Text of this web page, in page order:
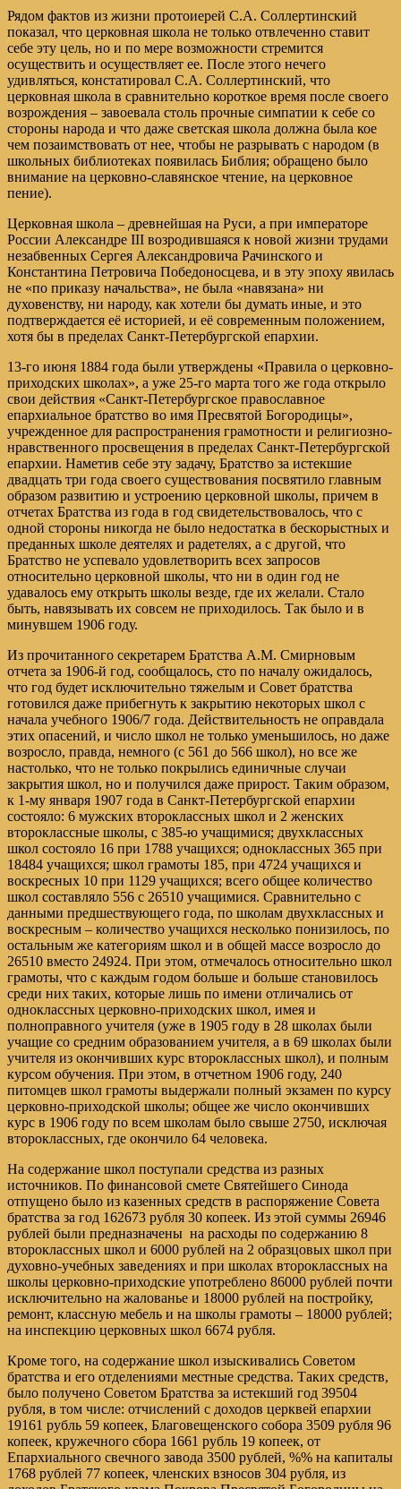
Рядом фактов из жизни протоиерей С.А. Соллертинский
показал, что церковная школа не только отвлеченно ставит
себе эту цель, но и по мере возможности стремится
осуществить и осуществляет ее. После этого нечего
удивляться, констатировал С.А. Соллертинский, что
церковная школа в сравнительно короткое время после своего
возрождения – завоевала столь прочные симпатии к себе со
стороны народа и что даже светская школа должна была кое
чем позаимствовать от нее, чтобы не разрывать с народом (в
школьных библиотеках появилась Библия; обращено было
внимание на церковно-славянское чтение, на церковное
пение).
Церковная школа – древнейшая на Руси, а при императоре
России Александре III возродившаяся к новой жизни трудами
незабвенных Сергея Александровича Рачинского и
Константина Петровича Победоносцева, и в эту эпоху явилась
не «по приказу начальства», не была «навязана» ни
духовенству, ни народу, как хотели бы думать иные, и это
подтверждается её историей, и её современным положением,
хотя бы в пределах Санкт-Петербургской епархии.
13-го июня 1884 года были утверждены «Правила о церковно-
приходских школах», а уже 25-го марта того же года открыло
свои действия «Санкт-Петербургское православное
епархиальное братство во имя Пресвятой Богородицы»,
учрежденное для распространения грамотности и религиозно-
нравственного просвещения в пределах Санкт-Петербургской
епархии. Наметив себе эту задачу, Братство за истекшие
двадцать три года своего существования посвятило главным
образом развитию и устроению церковной школы, причем в
отчетах Братства из года в год свидетельствовалось, что с
одной стороны никогда не было недостатка в бескорыстных и
преданных школе деятелях и радетелях, а с другой, что
Братство не успевало удовлетворить всех запросов
относительно церковной школы, что ни в один год не
удавалось ему открыть школы везде, где их желали. Стало
быть, навязывать их совсем не приходилось. Так было и в
минувшем 1906 году.
Из прочитанного секретарем Братства А.М. Смирновым
отчета за 1906-й год, сообщалось, сто по началу ожидалось,
что год будет исключительно тяжелым и Совет братства
готовился даже прибегнуть к закрытию некоторых школ с
начала учебного 1906/7 года. Действительность не оправдала
этих опасений, и число школ не только уменьшилось, но даже
возросло, правда, немного (с 561 до 566 школ), но все же
настолько, что не только покрылись единичные случаи
закрытия школ, но и получился даже прирост. Таким образом,
к 1-му января 1907 года в Санкт-Петербургской епархии
состояло: 6 мужских второклассных школ и 2 женских
второклассные школы, с 385-ю учащимися; двухклассных
школ состояло 16 при 1788 учащихся; одноклассных 365 при
18484 учащихся; школ грамоты 185, при 4724 учащихся и
воскресных 10 при 1129 учащихся; всего общее количество
школ составляло 556 с 26510 учащимися. Сравнительно с
данными предшествующего года, по школам двухклассных и
воскресным – количество учащихся несколько понизилось, по
остальным же категориям школ и в общей массе возросло до
26510 вместо 24924. При этом, отмечалось относительно школ
грамоты, что с каждым годом больше и больше становилось
среди них таких, которые лишь по имени отличались от
одноклассных церковно-приходских школ, имея и
полноправного учителя (уже в 1905 году в 28 школах были
учащие со средним образованием учителя, а в 69 школах были
учителя из окончивших курс второклассных школ), и полным
курсом обучения. При этом, в отчетном 1906 году, 240
питомцев школ грамоты выдержали полный экзамен по курсу
церковно-приходской школы; общее же число окончивших
курс в 1906 году по всем школам было свыше 2750, исключая
второклассных, где окончило 64 человека.
На содержание школ поступали средства из разных
источников. По финансовой смете Святейшего Синода
отпущено было из казенных средств в распоряжение Совета
братства за год 162673 рубля 30 копеек. Из этой суммы 26946
рублей были предназначены на расходы по содержанию 8
второклассных школ и 6000 рублей на 2 образцовых школ при
духовно-учебных заведениях и при школах второклассных на
школы церковно-приходские употреблено 86000 рублей почти
исключительно на жалованье и 18000 рублей на постройку,
ремонт, классную мебель и на школы грамоты – 18000 рублей;
на инспекцию церковных школ 6674 рубля.
Кроме того, на содержание школ изыскивались Советом
братства и его отделениями местные средства. Таких средств,
было получено Советом Братства за истекший год 39504
рубля, в том числе: отчислений с доходов церквей епархии
19161 рубль 59 копеек, Благовещенского собора 3509 рубля 96
копеек, кружечного сбора 1661 рубль 19 копеек, от
Епархиального свечного завода 3500 рублей, %% на капиталы
1768 рублей 77 копеек, членских взносов 304 рубля, из